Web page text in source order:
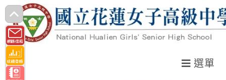
跳
轉
至
主
要
選單